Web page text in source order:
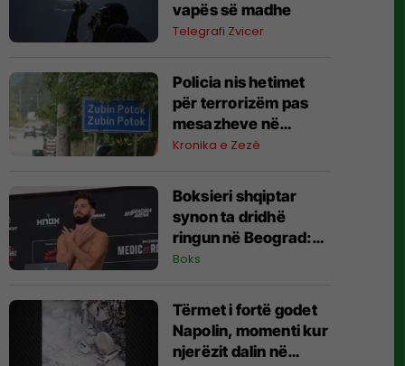
vapës së madhe
Telegrafi Zvicer
Policia nis hetimet
për terrorizëm pas
mesazheve në
Zubin-Potok
Kronika e Zezë
Boksieri shqiptar
synon ta dridhë
ringun në Beograd:
Jam gati, Zoti e
Boks
Tërmet i fortë godet
Napolin, momenti kur
njerëzit dalin në